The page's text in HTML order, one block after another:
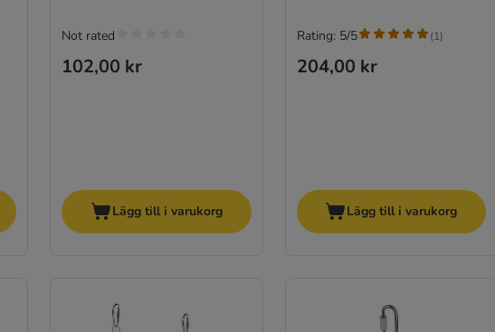
102,00 kr
Not rated
Lägg till i varukorg
204,00 kr
Rating: 5/5 (1)
Lägg till i varukorg